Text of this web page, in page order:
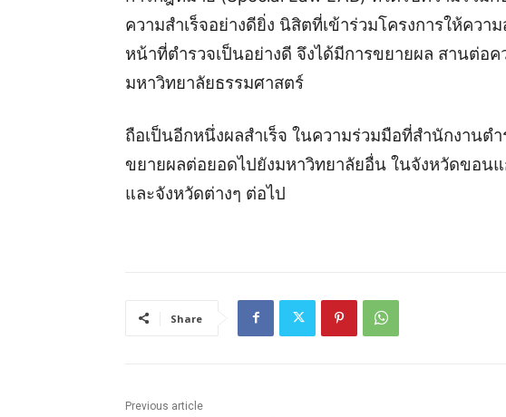
ความสำเร็จอย่างดียิ่ง นิสิตที่เข้าร่วมโครงการให้ควา
หน้าที่ตำรวจเป็นอย่างดี จึงได้มีการขยายผล สานต่อ
มหาวิทยาลัยธรรมศาสตร์
ถือเป็นอีกหนึ่งผลสำเร็จ ในความร่วมมือที่สำนักงานต
ขยายผลต่อยอดไปยังมหาวิทยาลัยอื่น ในจังหวัดขอน
และจังหวัดต่างๆ ต่อไป
Share
Previous article